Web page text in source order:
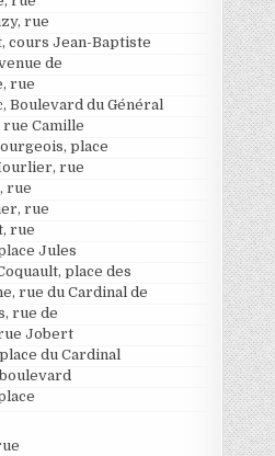
rue
cours Jean-Baptiste
de
rue
Boulevard du Général
Camille
place
rue
rue
rue
rue
Jules
place des
rue du Cardinal de
rue de
Jobert
du Cardinal